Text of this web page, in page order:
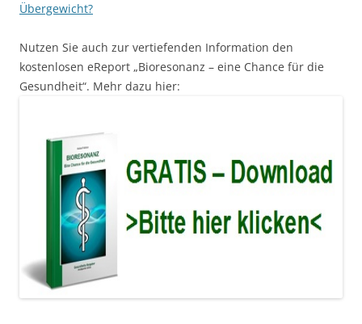
Übergewicht?
Nutzen Sie auch zur vertiefenden Information den
kostenlosen eReport „Bioresonanz – eine Chance für die
Gesundheit“. Mehr dazu hier: